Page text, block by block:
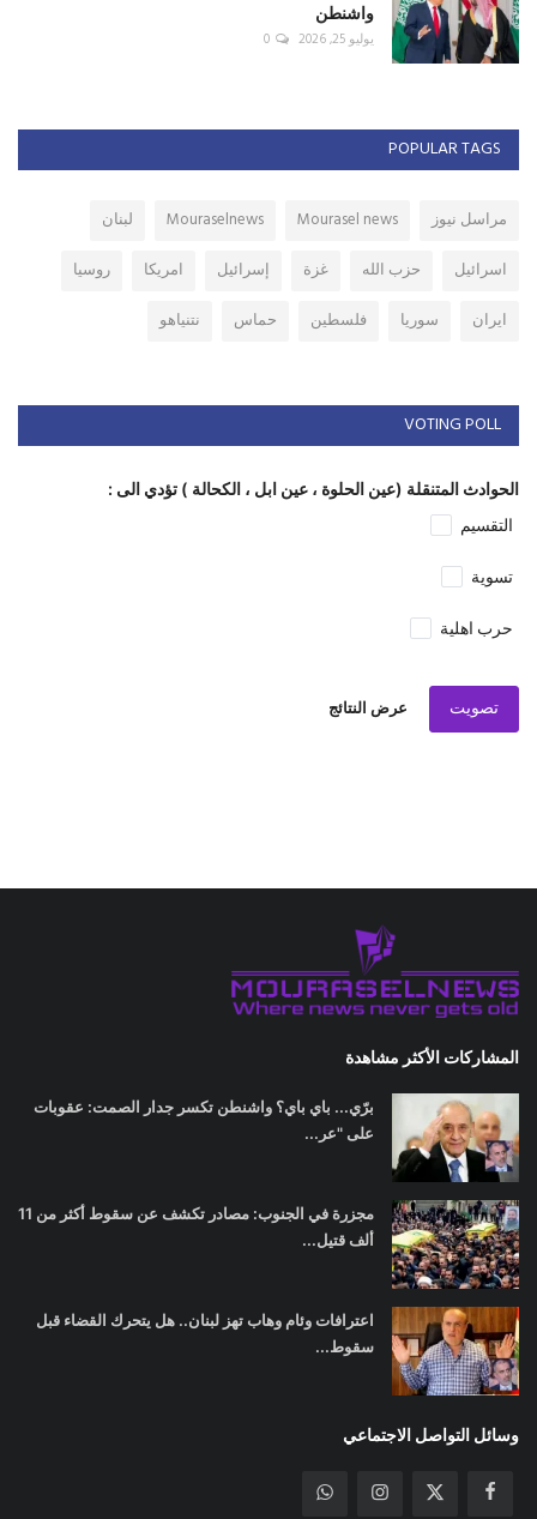
واشنطن
يوليو 25, 2026 0
POPULAR TAGS
مراسل نيوز Mourasel news
Mouraselnews
لبنان
اسرائيل
حزب الله غزة إسرائيل امريكا
روسيا
ايران
سوريا فلسطين حماس نتنياهو
VOTING POLL
الحوادث المتنقلة (عين الحلوة ، عين ابل ، الكحالة ) تؤدي الى :
التقسيم
تسوية
حرب اهلية
تصويت عرض النتائج
المشاركات الأكثر مشاهدة
برّي... باي باي؟ واشنطن تكسر جدار الصمت: عقوبات
على "عر...
مجزرة في الجنوب: مصادر تكشف عن سقوط أكثر من 11
ألف قتيل...
اعترافات وئام وهاب تهز لبنان.. هل يتحرك القضاء قبل
سقوط...
وسائل التواصل الاجتماعي